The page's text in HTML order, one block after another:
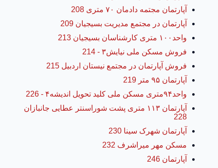
آپارتمان مجتمه دادمان ۷۰ متری 208
آپارتمان در مجتمع مدیریت بسیجیان 209
واحد۱۰۰ متری کارشناسان بسیجیان 213
فروش مسکن ملی نیایش۳ - 214
فروش آپارتمان در مجتمع نیستان اردبیل 215
آپارتمان ۹۵ متر 219
واحد۹۴متری مسکن ملی کلید تحویل اندیشه۴ - 226
آپارتمان ۱۱۳ متری پشت شوراسنتر عطایی جانبازان
228
آپارتمان شهرک سینا 230
مسکن مهر میراشرف 232
آپارتمان 246